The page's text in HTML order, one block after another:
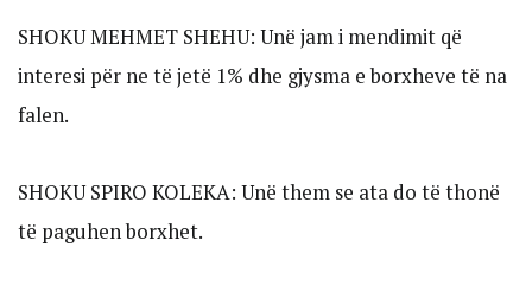
SHOKU MEHMET SHEHU: Unë jam i mendimit që
interesi për ne të jetë 1% dhe gjysma e borxheve të na
falen.
SHOKU SPIRO KOLEKA: Unë them se ata do të thonë
të paguhen borxhet.